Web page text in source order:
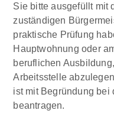
Sie bitte ausgefüllt mit
zuständigen
praktische Prüfung
Hauptwohnung oder
beruflichen
Arbeitsstelle
ist mit Begründung bei
beantragen.